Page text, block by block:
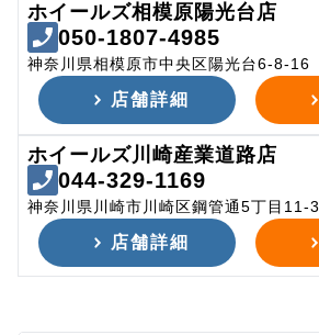
ホイールズ相模原陽光台店
050-1807-4985
神奈川県相模原市中央区陽光台6-8-16
店舗詳細
ホイールズ川崎産業道路店
044-329-1169
神奈川県川崎市川崎区鋼管通5丁目11-3
店舗詳細